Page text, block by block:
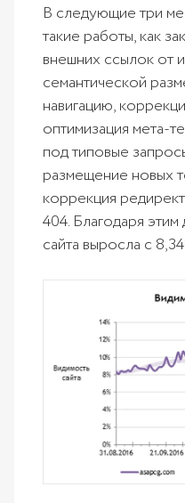
В следующие три
такие работы, как
внешних ссылок от
семантической
навигацию,
оптимизация мета-
под типовые
размещение новых
коррекция
404. Благодаря
сайта выросла с